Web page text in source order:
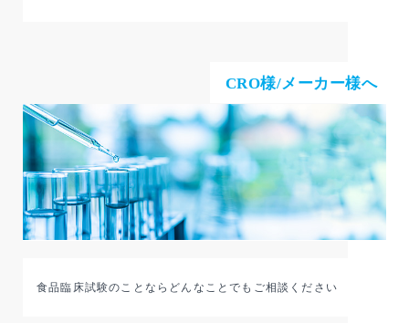
食品臨床試験のことならどんなことでもご相談ください
CRO様/メーカー様へ